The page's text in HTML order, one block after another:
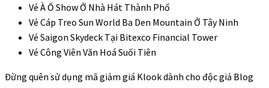
Vé À Ố Show Ở Nhà Hát Thành Phố
Vé Cáp Treo Sun World Ba Den Mountain Ở Tây Ninh
Vé Saigon Skydeck Tại Bitexco Financial Tower
Vé Công Viên Văn Hoá Suối Tiên
Đừng quên sử dụng mã giảm giá Klookdành cho độc giả Blog